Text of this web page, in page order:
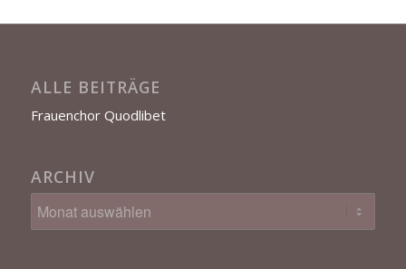
ALLE BEITRÄGE
Frauenchor Quodlibet
ARCHIV